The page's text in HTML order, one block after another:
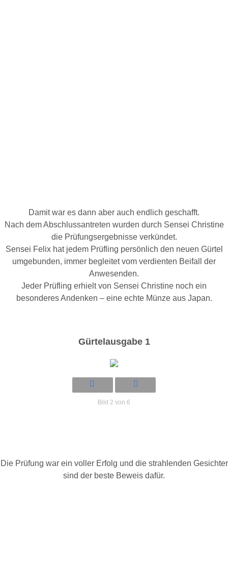
Damit war es dann aber auch endlich geschafft.
Nach dem Abschlussantreten wurden durch Sensei Christine
die Prüfungsergebnisse verkündet.
Sensei Felix hat jedem Prüfling persönlich den neuen Gürtel
umgebunden, immer begleitet vom verdienten Beifall der
Anwesenden.
Jeder Prüfling erhielt von Sensei Christine noch ein
besonderes Andenken – eine echte Münze aus Japan.
Gürtelausgabe 1
Bild 2 von 6
Die Prüfung war ein voller Erfolg und die strahlenden Gesichter
sind der beste Beweis dafür.